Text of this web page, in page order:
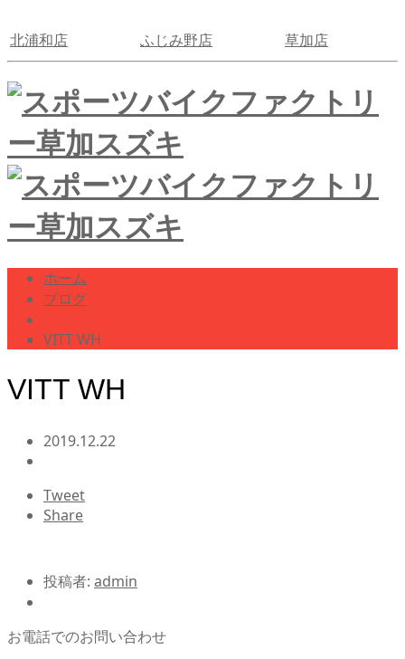
北浦和店 ふじみ野店 草加店
ホーム
ブログ
VITT WH
VITT WH
2019.12.22
Tweet
Share
投稿者: admin
お電話でのお問い合わせ